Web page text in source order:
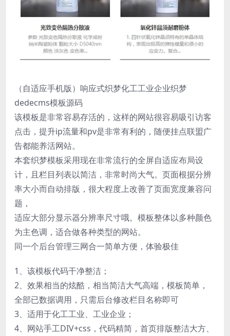
（自适应手机版）响应式织梦化工工业企业织梦
dedecms模板源码
该模板是非常容易存活的，这样的网站很容易吸引访客
点击，提升ip流量和pv是非常有利的，随便挂点联盟广
告都能养活网站。
本套织梦模板采用现在非常流行的全屏自适应布局设
计，且栏目列表以简洁，非常时尚大气。页面根据分辨
率大小而自动排版，很大程度上改善了页面宽度兼容问
题，
适应大部分显示器分辨率尺寸哦。模板整体以多种颜色
为主色调，适合做各种类型的网站。
同一个后台管理三网合一简单方便，体验极佳
1、该模板代码干净整洁；
2、效果相当的炫酷，相当简洁大气高端，模板简单，
全部已数据调用，只需后台修改栏目名称即可
3、适用于化工工业、工业企业；
4、网站手工DIV+css，代码精简，首页排版整洁大方、